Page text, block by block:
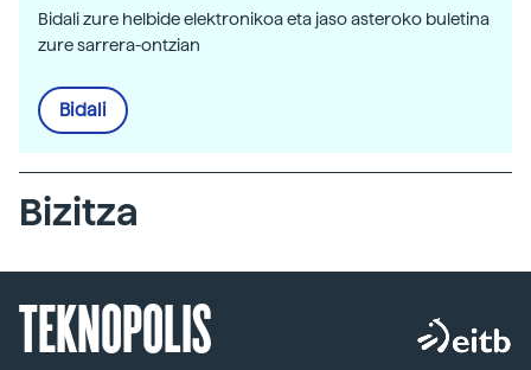
Bidali zure helbide elektronikoa eta jaso asteroko buletina
zure sarrera-ontzian
Bidali
Bizitza
TEKNOPOLIS